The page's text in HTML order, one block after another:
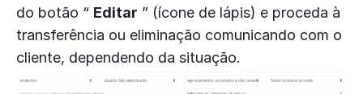
do botão “ Editar ” (ícone de lápis) e proceda à
transferência ou eliminação comunicando com o
cliente, dependendo da situação.